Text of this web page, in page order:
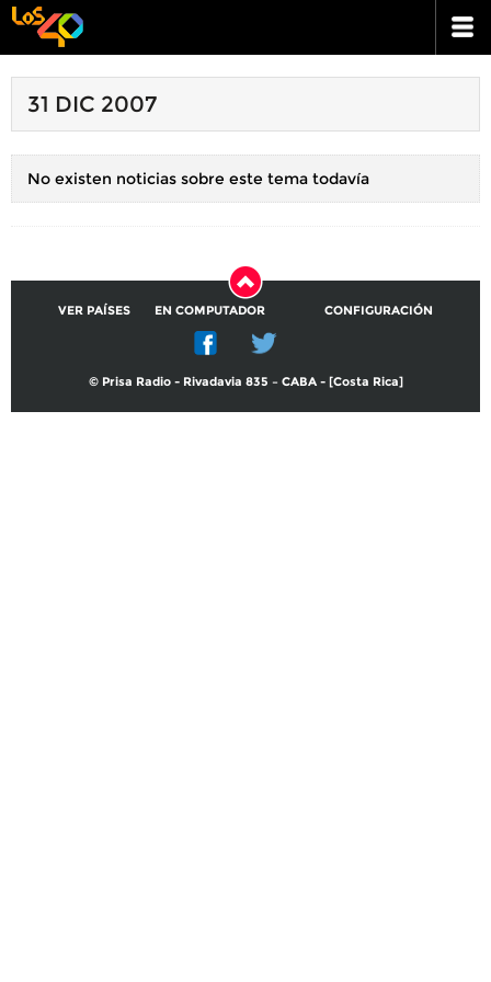
31 DIC 2007
No existen noticias sobre este tema todavía
VER PAÍSES EN COMPUTADOR CONFIGURACIÓN
© Prisa Radio - Rivadavia 835 – CABA - [Costa Rica]